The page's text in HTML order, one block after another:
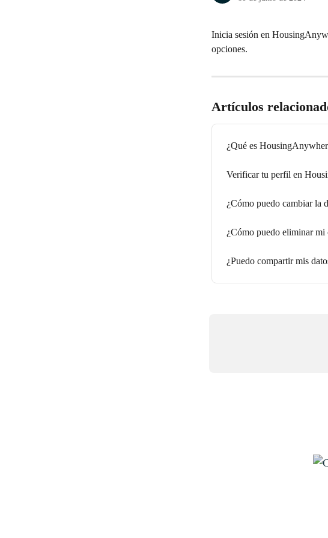
Inicia sesión en
opciones.
Artículos
¿Qué es
Verificar tu perfil en
¿Cómo puedo cambiar la
¿Cómo puedo eliminar mi
¿Puedo compartir mis